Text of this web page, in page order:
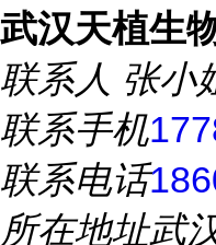
武汉天植生
联系人 张小
联系手机
联系电话
所在地址武